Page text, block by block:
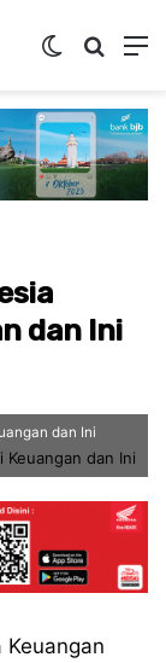
Switch skin
dan Ini
dan Ini